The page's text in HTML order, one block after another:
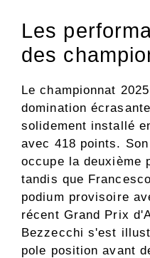
Les
des
Le championnat
domination
solidement installé
avec 418 points.
occupe la deuxième
tandis que
podium provisoire
récent Grand Prix
Bezzecchi s'est
pole position avant